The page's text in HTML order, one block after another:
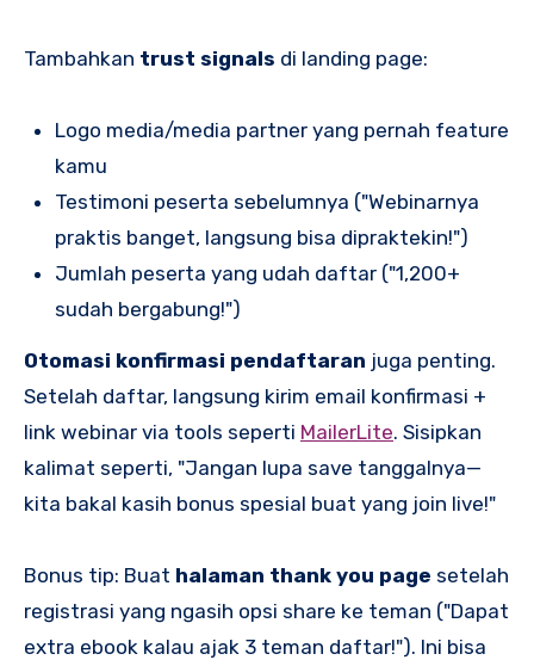
Tambahkan trust signals di landing page:
Logo media/media partner yang pernah feature
kamu
Testimoni peserta sebelumnya ("Webinarnya
praktis banget, langsung bisa dipraktekin!")
Jumlah peserta yang udah daftar ("1,200+
sudah bergabung!")
Otomasi konfirmasi pendaftaran juga penting.
Setelah daftar, langsung kirim email konfirmasi +
link webinar via tools seperti MailerLite. Sisipkan
kalimat seperti, "Jangan lupa save tanggalnya—
kita bakal kasih bonus spesial buat yang join live!"
Bonus tip: Buat halaman thank you page setelah
registrasi yang ngasih opsi share ke teman ("Dapat
extra ebook kalau ajak 3 teman daftar!"). Ini bisa